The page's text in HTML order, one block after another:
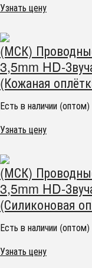
Узнать цену
(МСК)
3,5mm HD-
(Кожаная
Есть в наличии (оптом)
Узнать цену
(МСК)
3,5mm HD-
(Силиконовая
Есть в наличии (оптом)
Узнать цену